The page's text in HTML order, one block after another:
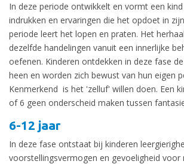
In deze periode ontwikkelt en vormt een
indrukken en ervaringen die het opdoet in
periode leert het lopen en praten. Het
dezelfde handelingen vanuit een innerlijke
oefenen. Kinderen ontdekken in deze fase
heen en worden zich bewust van hun eigen
Kenmerkend is het 'zelluf' willen doen. Een
of 6 geen onderscheid maken tussen
6-12 jaar
In deze fase ontstaat bij kinderen
voorstellingsvermogen en gevoeligheid voor